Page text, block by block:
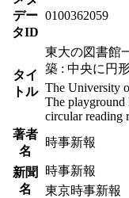
デー
タID
0100362059
タイ
トル
東大の図書館
築 : 中央に円
The University
The playground
circular reading
著者
名
時事新報
新聞
名
時事新報
東京時事新報